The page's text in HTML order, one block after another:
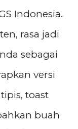
Indonesia.
rasa jadi
sebagai
versi
toast
buah